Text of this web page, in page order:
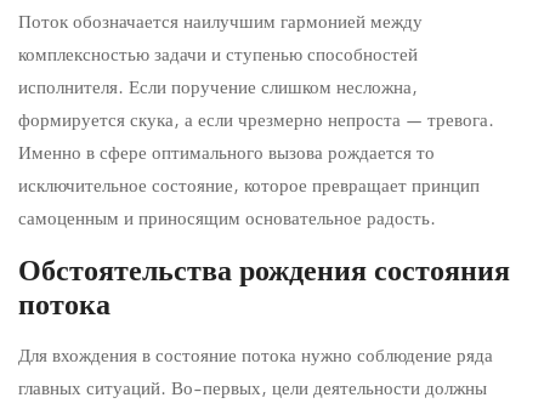
Поток обозначается наилучшим гармонией между
комплексностью задачи и ступенью способностей
исполнителя. Если поручение слишком несложна,
формируется скука, а если чрезмерно непроста — тревога.
Именно в сфере оптимального вызова рождается то
исключительное состояние, которое превращает принцип
самоценным и приносящим основательное радость.
Обстоятельства рождения состояния
потока
Для вхождения в состояние потока нужно соблюдение ряда
главных ситуаций. Во-первых, цели деятельности должны